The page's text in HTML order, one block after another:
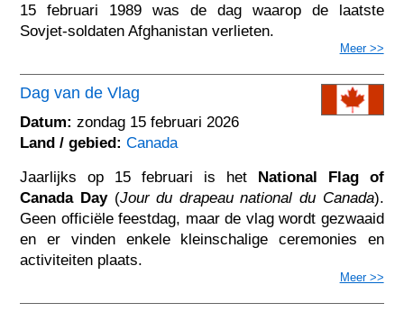
15 februari 1989 was de dag waarop de laatste
Sovjet-soldaten Afghanistan verlieten.
Meer >>
Dag van de Vlag
Datum: zondag 15 februari 2026
Land / gebied: Canada
Jaarlijks op 15 februari is het National Flag of
Canada Day(Jour du drapeau national du Canada).
Geen officiële feestdag, maar de vlag wordt gezwaaid
en er vinden enkele kleinschalige ceremonies en
activiteiten plaats.
Meer >>